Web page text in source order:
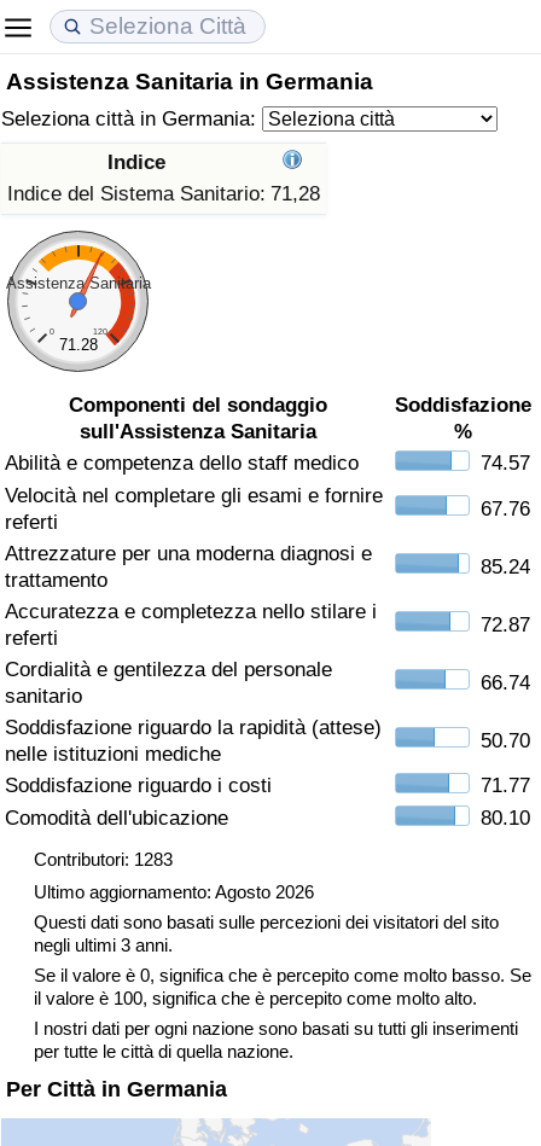
Assistenza Sanitaria in Germania
Seleziona città in Germania:
Indice
Indice del Sistema Sanitario: 71,28
Assistenza Sanitaria
0 120
71.28
Componenti del sondaggio
sull'Assistenza Sanitaria
Soddisfazione
%
Abilità e competenza dello staff medico
74.57
Velocità nel completare gli esami e fornire
referti
67.76
Attrezzature per una moderna diagnosi e
trattamento
85.24
Accuratezza e completezza nello stilare i
referti
72.87
Cordialità e gentilezza del personale
sanitario
66.74
Soddisfazione riguardo la rapidità (attese)
nelle istituzioni mediche
50.70
Soddisfazione riguardo i costi
71.77
Comodità dell'ubicazione
80.10
Contributori: 1283
Ultimo aggiornamento: Agosto 2026
Questi dati sono basati sulle percezioni dei visitatori del sito
negli ultimi 3 anni.
Se il valore è 0, significa che è percepito come molto basso. Se
il valore è 100, significa che è percepito come molto alto.
I nostri dati per ogni nazione sono basati su tutti gli inserimenti
per tutte le città di quella nazione.
Per Città in Germania
Costo della vita
Indice Del Costo Della Vita (corrente)
Indice Del Costo Della Vita
Indice del Costo della Vita per Nazione
ad Aqaba
Prezzi degli immobili
Indice del Prezzo delle Case (Corrente)
Indice del Prezzo delle Case
Indice del Prezzo delle Case per Nazione
Qualità della Vita
Indice della Qualità della Vita
Indice della Qualità della Vita (Corrente)
Indice della qualità della vita per Paese
Criminalità
Indice del Tasso di Criminalità (Corrente)
Indice della Criminalità
Indice di criminalità per paese
Assistenza Sanitaria
Indice dell’Assistenza Sanitaria (Corrente)
Indice dell’Assistenza Sanitaria
Indice dell’Assistenza Sanitaria per
Nazione
Inquinamento
Indice dell’Inquinamento (Corrente)
Indice di inquinamento
Indice dell’Inquinamento per Nazione